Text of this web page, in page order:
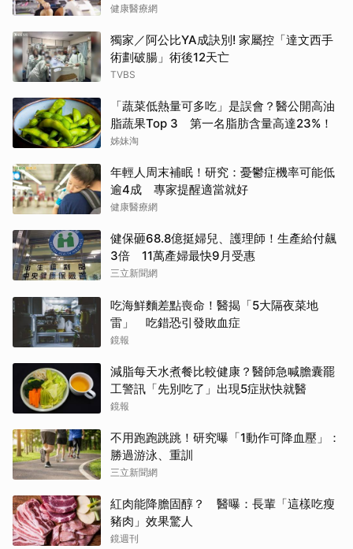
健康醫療網
獨家／阿公比YA成訣別! 家屬控「達文西手
術劃破腸」術後12天亡
TVBS
「蔬菜低熱量可多吃」是誤會？醫公開高油
脂蔬果Top 3 第一名脂肪含量高達23%！
姊妹淘
年輕人周末補眠！研究：憂鬱症機率可能低
逾4成 專家提醒適當就好
健康醫療網
健保砸68.8億挺婦兒、護理師！生產給付飆
3倍 11萬產婦最快9月受惠
三立新聞網
吃海鮮麵差點喪命！醫揭「5大隔夜菜地
雷」 吃錯恐引發敗血症
鏡報
減脂每天水煮餐比較健康？醫師急喊膽囊罷
工警訊「先別吃了」出現5症狀快就醫
鏡報
不用跑跑跳跳！研究曝「1動作可降血壓」：
勝過游泳、重訓
三立新聞網
紅肉能降膽固醇？ 醫曝：長輩「這樣吃瘦
豬肉」效果驚人
鏡週刊